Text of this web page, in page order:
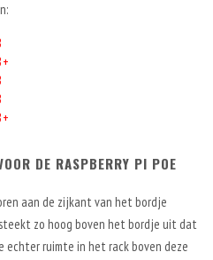
DE RASPBERRY PI POE
aan de zijkant van het bordje
zo hoog boven het bordje uit dat
echter ruimte in het rack boven deze